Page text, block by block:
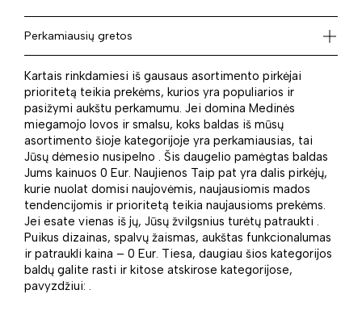
Perkamiausių gretos
Kartais rinkdamiesi iš gausaus asortimento pirkėjai
prioritetą teikia prekėms, kurios yra populiarios ir
pasižymi aukštu perkamumu. Jei domina Medinės
miegamojo lovos ir smalsu, koks baldas iš mūsų
asortimento šioje kategorijoje yra perkamiausias, tai
Jūsų dėmesio nusipelno . Šis daugelio pamėgtas baldas
Jums kainuos 0 Eur. Naujienos Taip pat yra dalis pirkėjų,
kurie nuolat domisi naujovėmis, naujausiomis mados
tendencijomis ir prioritetą teikia naujausioms prekėms.
Jei esate vienas iš jų, Jūsų žvilgsnius turėtų patraukti .
Puikus dizainas, spalvų žaismas, aukštas funkcionalumas
ir patraukli kaina – 0 Eur. Tiesa, daugiau šios kategorijos
baldų galite rasti ir kitose atskirose kategorijose,
pavyzdžiui: .